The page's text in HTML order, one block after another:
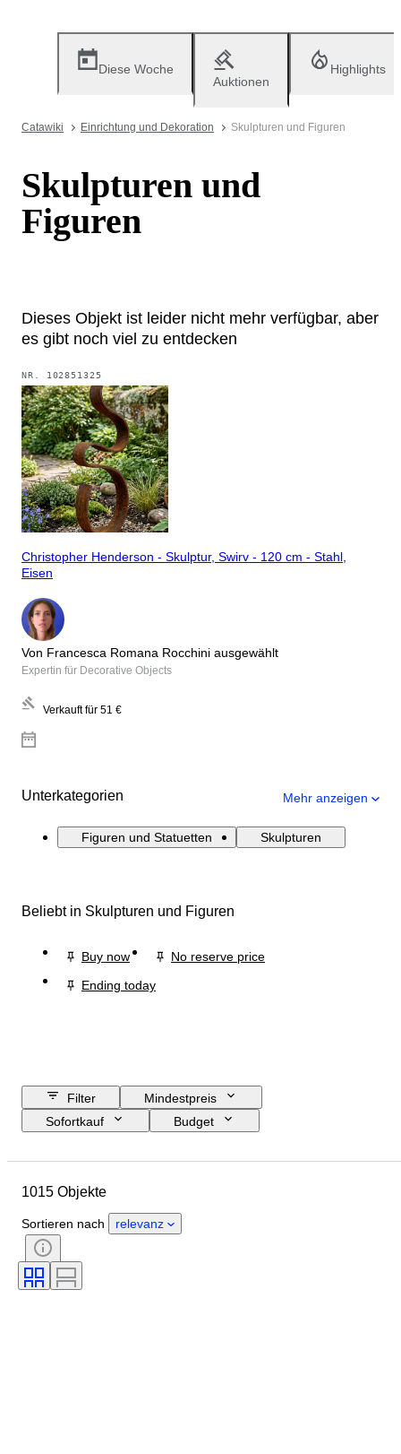
Diese Woche
Auktionen
Highlights
Catawiki Einrichtung und Dekoration Skulpturen und Figuren
Skulpturen und
Figuren
Dieses Objekt ist leider nicht mehr verfügbar, aber
es gibt noch viel zu entdecken
NR. 102851325
Christopher Henderson - Skulptur, Swirv - 120 cm - Stahl,
Eisen
Von Francesca Romana Rocchini ausgewählt
Expertin für Decorative Objects
Verkauft für 51 €
Unterkategorien Mehr anzeigen
Figuren und Statuetten Skulpturen
Beliebt in Skulpturen und Figuren
Buy now
No reserve price
Ending today
Filter
Mindestpreis
Sofortkauf
Budget
Objekt
Geschlecht
Zustand
Periode
Thema
Farbe
1015 Objekte
Sortieren nach relevanz